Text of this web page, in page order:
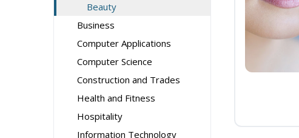
Beauty
Business
Computer Applications
Computer Science
Construction and Trades
Health and Fitness
Hospitality
Information Technology